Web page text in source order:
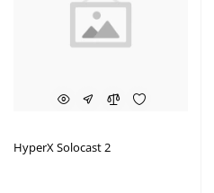
HyperX Solocast 2